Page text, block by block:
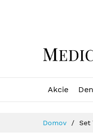
Akcie
Domov Set